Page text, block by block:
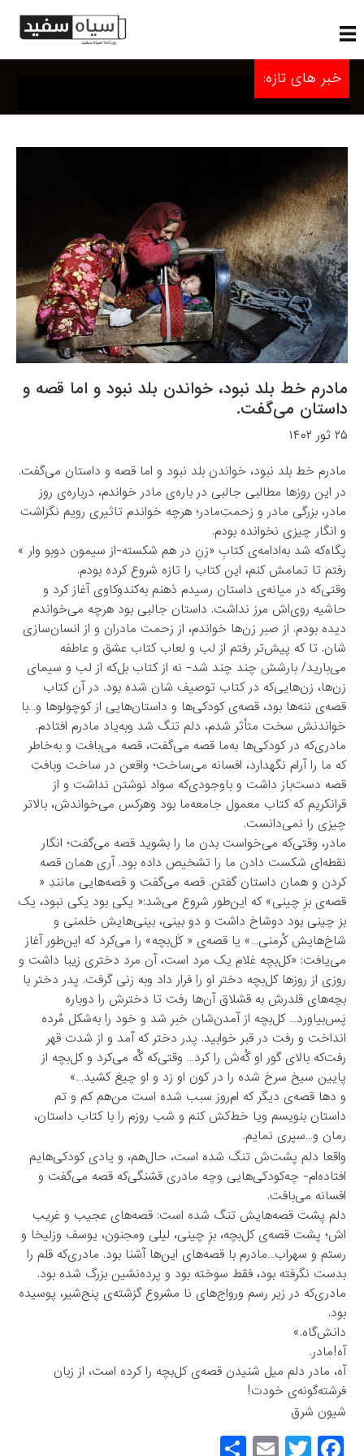
خبر های تازه:
مادرم خط بلد نبود، خواندن بلد نبود و اما قصه و
داستان می‌گفت.
۲۵ ثور ۱۴۰۲
مادرم خط بلد نبود، خواندن بلد نبود و اما قصه و داستان می‌گفت.
در این روزها مطالبی جالبی در باره‌ی مادر خواندم، درباره‌ی روز
مادر، بزرگی مادر و زحمت‌ِمادر؛ هرچه خواندم تاثیری رویم نگزاشت
و انگار چیزی نخوانده‌ بودم.
پگاه‌که شد به‌ادامه‌ی کتابِ «زنِ در هم شکسته-از سیمون دوبو وار »
رفتم تا تمامش کنم، این کتاب را تازه شروع کرده بودم‌.
وقتی‌که در میانه‌ی داستان رسیدم ذهنم به‌کندوکاوی آغاز کرد و
حاشیه روی‌اش مرز نداشت. داستان جالبی بود هرچه می‌خواندم
دیده بودم. از صبر زن‌ها خواندم، از زحمت مادران و از انسان‌سازی‌
شان. تا که پیش‌‌تر رفتم از لب و لعاب‌ کتاب عشق و عاطفه
می‌بارید/ بارشش چند چند شد- نه از کتاب بل‌که از لب و سیمای
زن‌ها، زن‌هایی‌که در کتاب توصیف شان شده بود. در آن کتاب
قصه‌ی ننه‌ها بود، قصه‌ی کودکی‌ها و داستان‌هایی از کوچولوها و…با
خواندنش سخت متأثر شدم، دلم تنگ شد وبه‌یاد مادرم افتادم.
مادری‌که در کودکی‌ها به‌ما قصه می‌گفت، قصه می‌بافت و به‌خاطر
که ما را آرام نگهدارد، افسانه می‌ساخت؛ واقعن در ساخت وبافتِ
قصه دست‌باز داشت و باوجودی‌که سواد نوشتن نداشت و از
قرانکریم که کتاب معمول جامعه‌ما بود وهرکس می‌خواندش، بالاتر
چیزی را نمی‌دانست.
مادر، وقتی‌که می‌خواست بدن ما را بشوید قصه می‌گفت؛ انگار
نقطه‌ای شکست دادن ما را تشخیص داده بود. ‌آری همان قصه
کردن و همان داستان گفتن. قصه می‌گفت و قصه‌هایی مانندِ «
قصه‌ی بزِ چینی» که‌ این‌طور شروع می‌شد:« یکی بود یکی نبود، یک
بز چینی بود دوشاخ داشت و دو بینی، بینی‌هایش خلمنی و
شاخ‌هایش کُرمنی…» یا قصه‌ی « کَل‌بچه» را می‌کرد که این‌طور آغاز
می‌یافت: «کل‌بچه غلامِ یک مرد است، آن مرد دختری زیبا داشت و
روزی از روز‌ها کل‌بچه دختر او را فرار داد وبه‌ زنی گرفت. پدر دختر با
بچه‌های قلدرش به قشلاق‌ آن‌ها رفت تا دخترش را دوباره
پَس‌بیاورد… کل‌بچه از آمدن‌شان خبر شد و خود را به‌شکل مُرده
انداخت و رفت در قبر خوابید. پدر دختر که آمد و از شدت قهر
رفت‌که بالای گور او گُه‌ش را کرد… وقتی‌که گُه می‌کرد و کل‌بچه از
پایین سیخ سرخ شده را در کون او زد و او چیغ کشید…»
و دها قصه‌ی دیگر که ام‌روز سبب شده است من‌هم کم و تم
داستان بنویسم ویا خط‌کش کنم و شب روزم را با کتاب داستان،
رمان و…سپری نمایم.
واقعا دلم‌ پشت‌ش تنگ شده است، حال‌هم، و یادی کودکی‌هایم
افتاده‌ام- چه‌کودکی‌هایی وچه‌ مادری‌ قشنگی‌که قصه می‌گفت و
افسانه می‌بافت.
دلم پشت‌ قصه‌هایش تنگ شده است: قصه‌های عجیب و غریب
اش؛ پشت قصه‌ی کل‌بچه، بزِ چینی، لیلی ومجنون، یوسف وزلیخا و
رستم و سهراب…مادرم با قصه‌های این‌ها آشنا بود. مادری‌که قلم را
بدست نگرفته بود، فقط سوخته بود و پرده‌نشین بزرگ شده بود.
مادری‌که در زیر رسم ورواج‌های نا مشروع گزشته‌ی پنج‌شیر، پوسیده
بود.
دانش‌گاه.»
آه!مادر.
آه، مادر دلم میل شنیدن‌ قصه‌ی کل‌بچه را کرده است، از زبان
فرشته‌گونه‌ی خودت!
شیون شرق